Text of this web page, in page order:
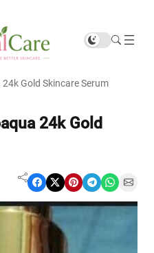
Gold Skincare Serum
24k Gold
Share on Facebook Share on X Share on Pinterest Share on Telegram Share on WhatsApp Share on Email